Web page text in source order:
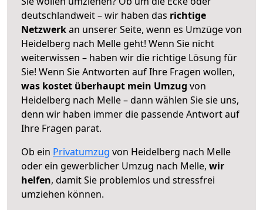
deutschlandweit – wir haben das richtige
Netzwerkan unserer Seite, wenn es Umzüge von
Heidelberg nach Melle geht! Wenn Sie nicht
weiterwissen – haben wir die richtige Lösung für
Sie! Wenn Sie Antworten auf Ihre Fragen wollen,
was kostet überhaupt mein Umzug von
Heidelberg nach Melle – dann wählen Sie sie uns,
denn wir haben immer die passende Antwort auf
Ihre Fragen parat.
Ob ein Privatumzug von Heidelberg nach Melle
oder ein gewerblicher Umzug nach Melle, wir
helfen, damit Sie problemlos und stressfrei
umziehen können.